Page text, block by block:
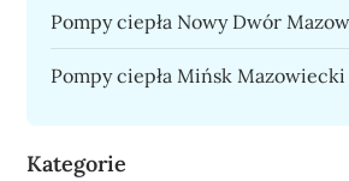
Pompy ciepła Nowy Dwór
Pompy ciepła Mińsk Mazowiecki
Kategorie